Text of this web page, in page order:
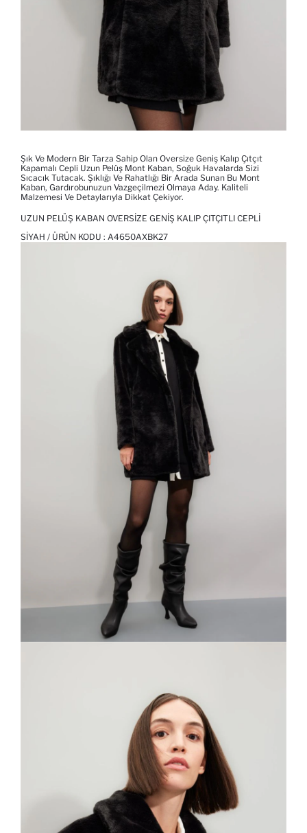
Şık Ve Modern Bir Tarza Sahip Olan Oversize Geniş Kalıp Çıtçıt
Kapamalı Cepli Uzun Pelüş Mont Kaban, Soğuk Havalarda Sizi
Sıcacık Tutacak. Şıklığı Ve Rahatlığı Bir Arada Sunan Bu Mont
Kaban, Gardırobunuzun Vazgeçilmezi Olmaya Aday. Kaliteli
Malzemesi Ve Detaylarıyla Dikkat Çekiyor.
UZUN PELÜŞ KABAN OVERSIZE GENIŞ KALIP ÇITÇITLI CEPLI
SIYAH / ÜRÜN KODU : A4650AXBK27